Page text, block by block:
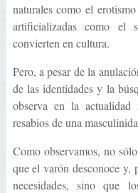
naturales como el
artificializadas como el
convierten en cultura.
Pero, a pesar de la
de las identidades y la
observa en la actualidad
resabios de una
Como observamos, no
que el varón desconoce y,
necesidades, sino que